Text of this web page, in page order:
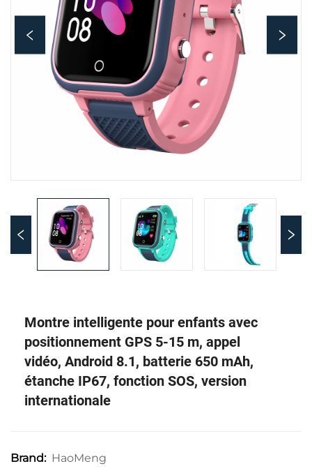
Montre intelligente pour enfants avec
positionnement GPS 5-15 m, appel
vidéo, Android 8.1, batterie 650 mAh,
étanche IP67, fonction SOS, version
internationale
Brand: HaoMeng